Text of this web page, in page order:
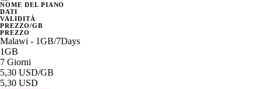
NOME DEL PIANO
DATI
VALIDITÀ
PREZZO/GB
PREZZO
Malawi - 1GB/7Days
1GB
7 Giorni
5,30 USD/GB
5,30 USD